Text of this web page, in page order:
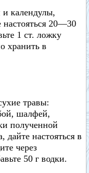
календулы,
настояться 20—30
1 ст. ложку
хранить в
травы:
шалфей,
полученной
дайте настояться в
через
50 г водки.